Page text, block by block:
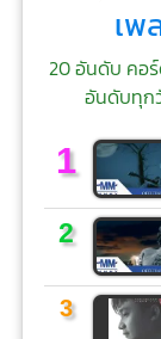
เพ
20 อันดับ คอ
อันดับทุก
1
2
3